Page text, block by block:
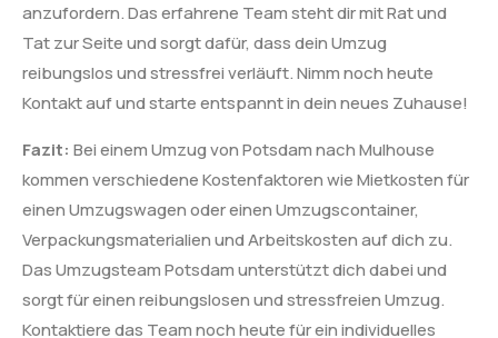
anzufordern. Das erfahrene Team steht dir mit Rat und
Tat zur Seite und sorgt dafür, dass dein Umzug
reibungslos und stressfrei verläuft. Nimm noch heute
Kontakt auf und starte entspannt in dein neues Zuhause!
Fazit: Bei einem Umzug von Potsdam nach Mulhouse
kommen verschiedene Kostenfaktoren wie Mietkosten für
einen Umzugswagen oder einen Umzugscontainer,
Verpackungsmaterialien und Arbeitskosten auf dich zu.
Das Umzugsteam Potsdam unterstützt dich dabei und
sorgt für einen reibungslosen und stressfreien Umzug.
Kontaktiere das Team noch heute für ein individuelles